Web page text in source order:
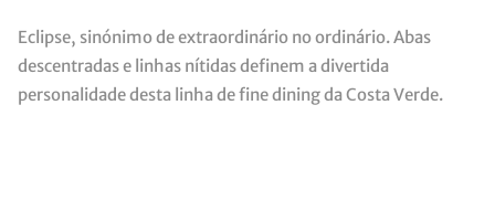
Eclipse, sinónimo de extraordinário no ordinário. Abas
descentradas e linhas nítidas definem a divertida
personalidade desta linha de fine dining da Costa Verde.